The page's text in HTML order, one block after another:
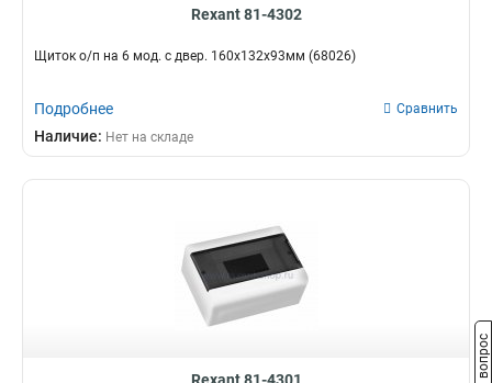
Rexant 81-4302
Щиток о/п на 6 мод. с двер. 160х132х93мм (68026)
Подробнее Сравнить
Наличие: Нет на складе